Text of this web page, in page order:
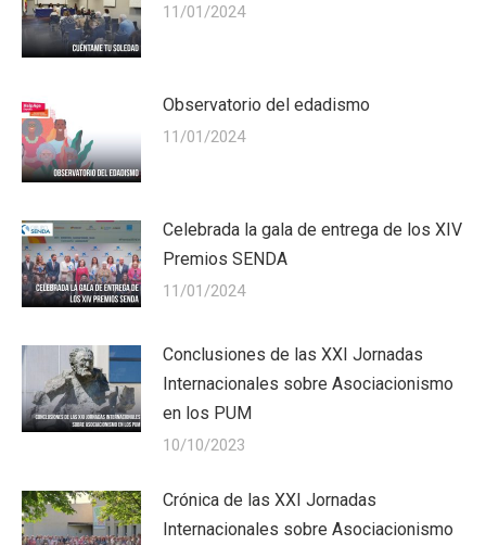
11/01/2024
Observatorio del edadismo
11/01/2024
Celebrada la gala de entrega de los XIV
Premios SENDA
11/01/2024
Conclusiones de las XXI Jornadas
Internacionales sobre Asociacionismo
en los PUM
10/10/2023
Crónica de las XXI Jornadas
Internacionales sobre Asociacionismo